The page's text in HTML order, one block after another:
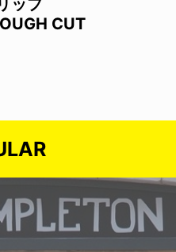
ップ
CUT